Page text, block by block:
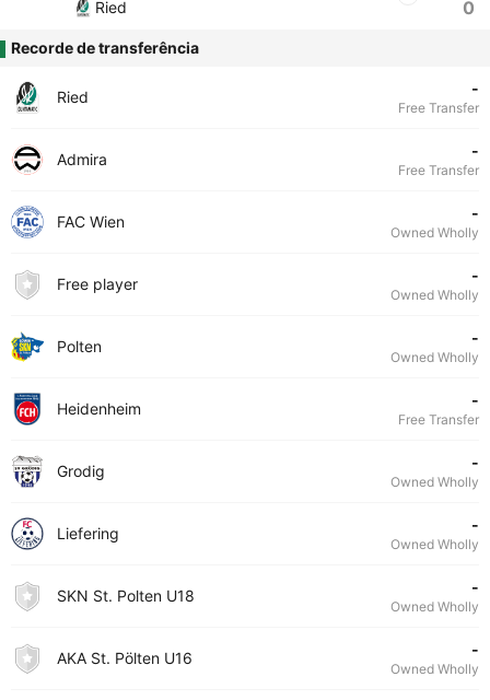
Ried
0
Recorde de transferência
Ried -
Free Transfer
Admira -
Free Transfer
FAC Wien -
Owned Wholly
Free player -
Owned Wholly
Polten -
Owned Wholly
Heidenheim -
Free Transfer
Grodig -
Owned Wholly
Liefering -
Owned Wholly
SKN St. Polten U18 -
Owned Wholly
AKA St. Pölten U16 -
Owned Wholly